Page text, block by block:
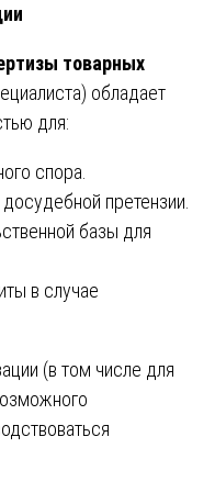
товарных
обладает
для:
спора.
претензии.
базы для
в случае
(в том числе для